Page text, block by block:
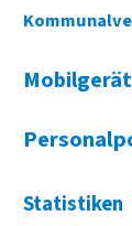
Statistiken